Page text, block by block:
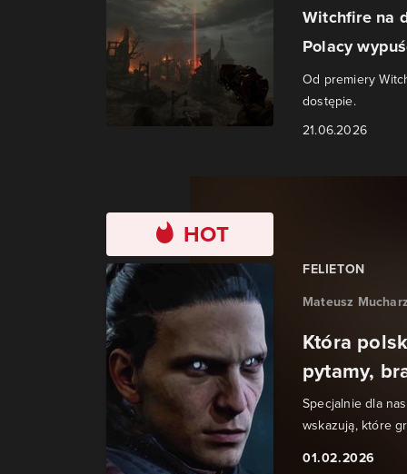
Witchfire na
Polacy
Od premiery
dostępie.
21.06.2026
HOT
FELIETON
Mateusz
Która
pytamy,
Specjalnie dla
wskazują, które
01.02.2026